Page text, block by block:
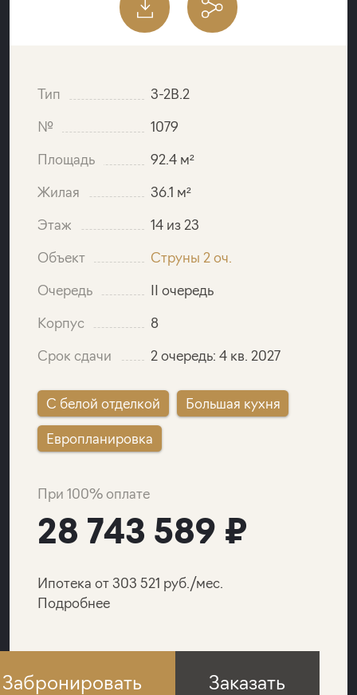
Тип
3-2B.2
№
1079
Площадь
92.4 м²
Жилая
36.1 м²
Этаж
14 из 23
Объект
Струны 2 оч.
Очередь
II очередь
Корпус
8
Срок сдачи
2 очередь: 4 кв. 2027
C белой отделкой Большая кухня
Европланировка
При 100% оплате
28 743 589 ₽
Ипотека от 303 521 руб./мес.
Подробнее
Забронировать
Заказать